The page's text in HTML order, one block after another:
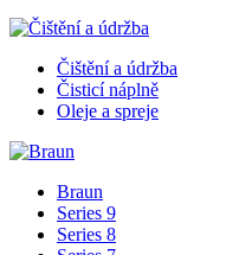
Čištění a údržba
Čisticí náplně
Oleje a spreje
Braun
Series 9
Series 8